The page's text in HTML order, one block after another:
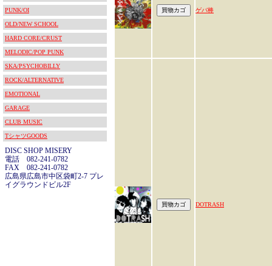
PUNK/OI
OLD/NEW SCHOOL
HARD CORE/CRUST
MELODIC/POP PUNK
SKA/PSYCHOBILLY
ROCK/ALTERNATIVE
EMOTIONAL
GARAGE
CLUB MUSIC
TシャツGOODS
DISC SHOP MISERY
電話 082-241-0782
FAX 082-241-0782
広島県広島市中区袋町2-7 プレ
イグラウンドビル2F
ゲバ棒
DOTRASH